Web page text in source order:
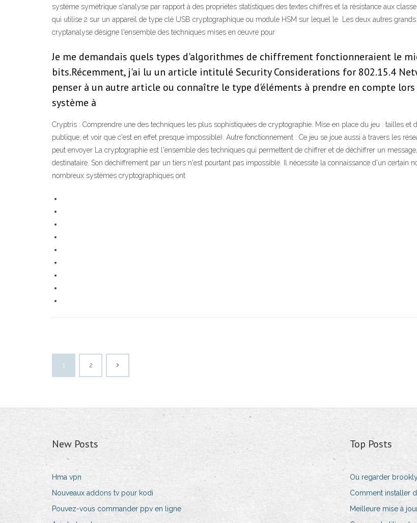
système symétrique s'analyse par rapport à des propriétés statistiques des textes chiffrés et la résistance aux
qui utilise 2 sur un appareil de type clé USB cryptographique ou module HSM sur lequel le Les deux autres
cryptanalyse désigne l'ensemble des techniques mises en œuvre pour
Je me demandais quels types d'algorithmes de chiffrement fonctionneraient le
bits.Récemment, j'ai lu un article intitulé Security Considerations for 802.15.4
penser à un autre article ou connaître le type d'éléments à prendre en compte
système à
Cryptris : Comprendre une des techniques les plus sophistiquées de cryptographie. Mise en place du jeu : tailles
publique, et voir que c'est en effet presque impossible). Autre fonctionnement : Ce jeu se joue aussi à travers les
peut envoyer La cryptographie est l'ensemble des techniques qui permettent de chiffrer et de déchiffrer un
destinataire. Son déchiffrement par un tiers n'est pourtant pas impossible. Il nécessite la connaissance d'un certain
nombreux systèmes cryptographiques ont
1 2
New Posts
Hma vpn
Nouveaux addons tv pour kodi
Pouvez-vous commander ppv en ligne
Top Posts
Où regarder
Comment installer
Meilleure mise à